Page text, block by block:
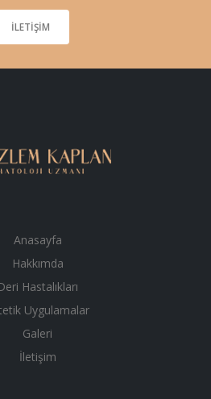
İLETIŞIM
Anasayfa
Hakkımda
Hastalıkları
Uygulamalar
Galeri
İletişim